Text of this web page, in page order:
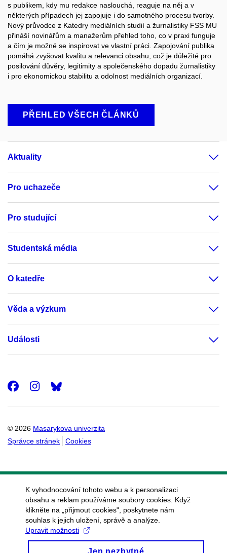
s publikem, kdy mu redakce naslouchá, reaguje na něj a v
některých případech jej zapojuje i do samotného procesu tvorby.
Nový průvodce z Katedry mediálních studií a žurnalistiky FSS MU
přináší novinářům a manažerům přehled toho, co v praxi funguje
a čím je možné se inspirovat ve vlastní práci. Zapojování publika
pomáhá zvyšovat kvalitu a relevanci obsahu, což je důležité pro
posilování důvěry, legitimity a společenského dopadu žurnalistiky
i pro ekonomickou stabilitu a odolnost mediálních organizací.
PŘEHLED VŠECH ČLÁNKŮ
Aktuality
Pro uchazeče
Pro studující
Studentská média
O katedře
Věda a výzkum
Události
© 2026 Masarykova univerzita
Správce stránek
Cookies
Facebook
Instagram
K vyhodnocování tohoto webu a k personalizaci
obsahu a reklam používáme soubory cookies. Když
klikněte na „přijmout cookies", poskytnete nám
souhlas k jejich uložení, správě a analýze.
Upravit možnosti
Jen nezbytné